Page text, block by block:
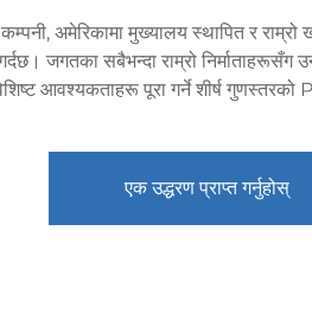
अमेरिकामा मुख्यालय स्थापित र राम्रो
जगतका सबैभन्दा राम्रो निर्माताहरूसँग
आवश्यकताहरू पूरा गर्ने शीर्ष गुणस्तरको
एक उद्धरण प्राप्त गर्नुहोस्